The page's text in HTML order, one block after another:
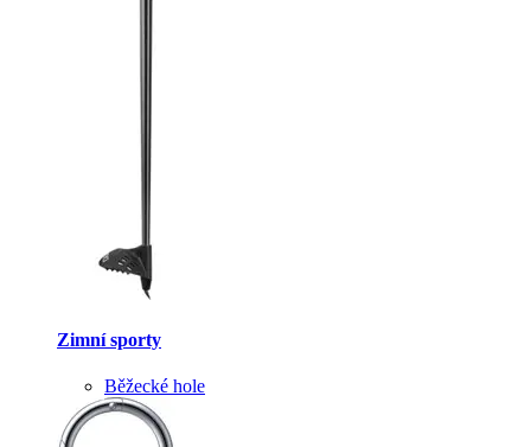
Zimní sporty
Běžecké hole